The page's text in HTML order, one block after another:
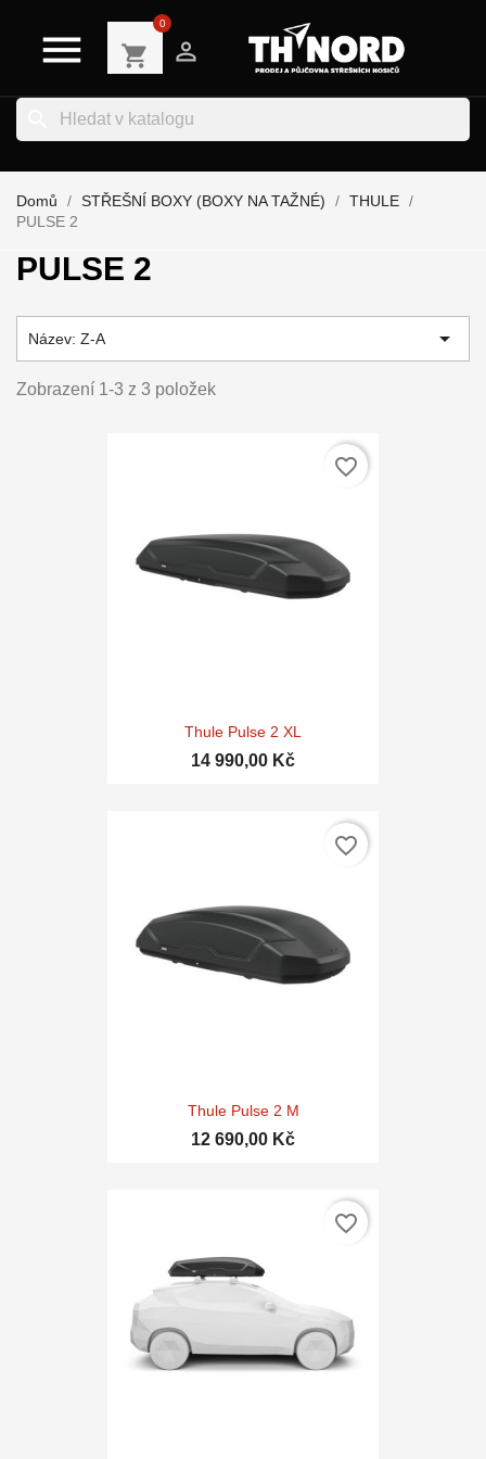
 shopping_cart
0

Domů STŘEŠNÍ BOXY (BOXY NA TAŽNÉ)
THULE
PULSE 2
PULSE 2
Název: Z-A 
Zobrazení 1-3 z 3 položek
Thule Pulse 2 XL
14 990,00 Kč
favorite_border
Thule Pulse 2 M
12 690,00 Kč
favorite_border
favorite_border